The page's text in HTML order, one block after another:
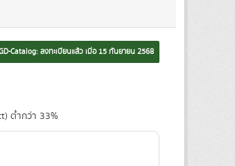
Catalog: ลงทะเบียนแล้ว เมื่อ 15 กันยายน 2568
ต่ำกว่า 33%